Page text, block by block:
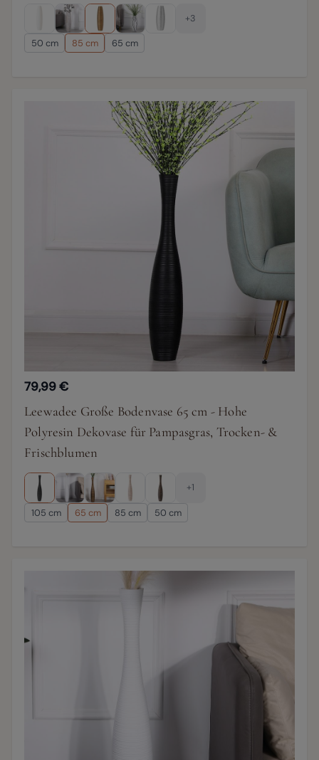
+3
50 cm 85 cm 65 cm
79,99 €
Leewadee Große Bodenvase 65 cm - Hohe
Polyresin Dekovase für Pampasgras, Trocken- &
Frischblumen
+1
105 cm 65 cm 85 cm 50 cm